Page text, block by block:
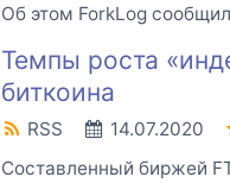
Об этом ForkLog
Темпы роста
биткоина
RSS 14.07.2020
Составленный биржей